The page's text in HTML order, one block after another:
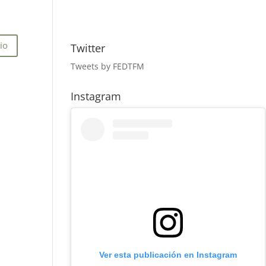
Twitter
Tweets by FEDTFM
Instagram
Ver esta publicación en Instagram